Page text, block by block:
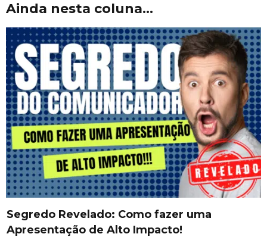
Ainda nesta coluna...
Segredo Revelado: Como fazer uma
Apresentação de Alto Impacto!